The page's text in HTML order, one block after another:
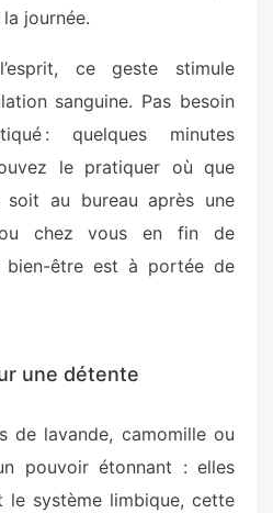
journée.
ce geste stimule
sanguine. Pas besoin
: quelques minutes
le pratiquer où que
au bureau après une
ou chez vous en fin de
bien-être est à portée de
une détente
de lavande, camomille ou
pouvoir étonnant : elles
le système limbique, cette